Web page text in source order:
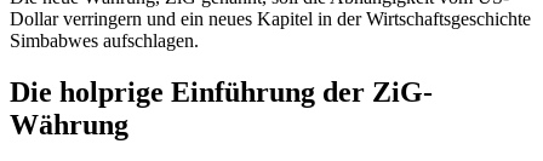
Dollar verringern und ein neues Kapitel in der Wirtschaftsgeschichte
Simbabwes aufschlagen.
Die holprige Einführung der ZiG-
Währung